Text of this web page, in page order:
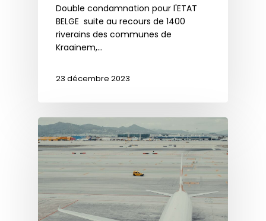
Double condamnation pour l'ETAT
BELGE suite au recours de 1400
riverains des communes de
Kraainem,…
23 décembre 2023